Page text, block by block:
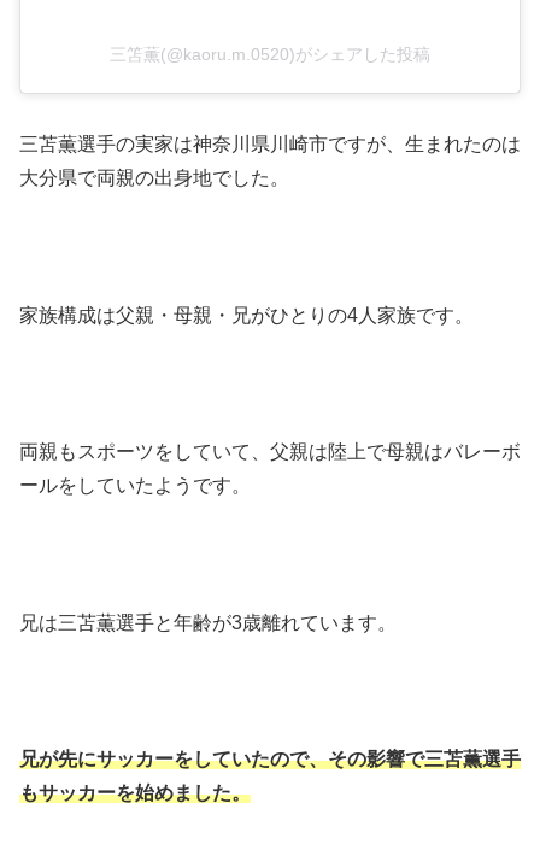
三笘薫(@kaoru.m.0520)がシェアした投稿
三苫薫選手の実家は神奈川県川崎市ですが、生まれたのは
大分県で両親の出身地でした。
家族構成は父親・母親・兄がひとりの4人家族です。
両親もスポーツをしていて、父親は陸上で母親はバレーボ
ールをしていたようです。
兄は三苫薫選手と年齢が3歳離れています。
兄が先にサッカーをしていたので、その影響で三苫薫選手
もサッカーを始めました。